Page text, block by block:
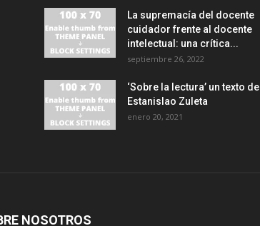
La supremacía del docente
cuidador frente al docente
intelectual: una crítica...
septiembre 26, 2022
‘Sobre la lectura’ un texto de
Estanislao Zuleta
enero 20, 2021
NOSOTROS